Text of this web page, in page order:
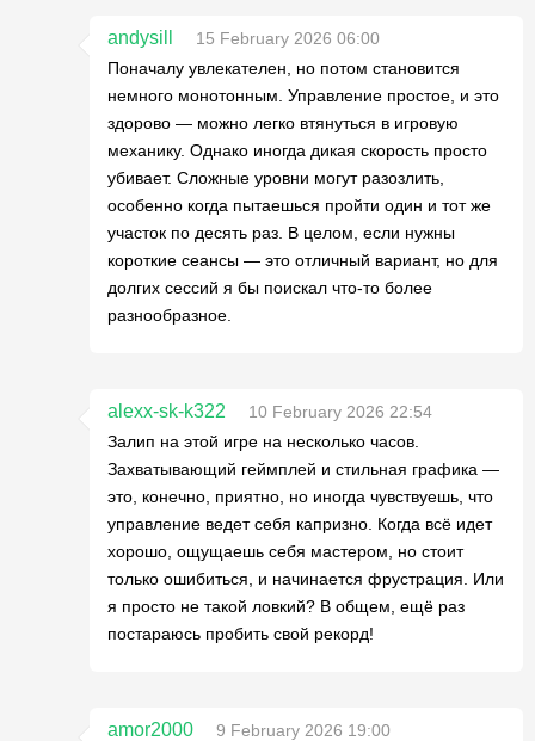
andysill
15 February 2026 06:00
Поначалу увлекателен, но потом становится
немного монотонным. Управление простое, и это
здорово — можно легко втянуться в игровую
механику. Однако иногда дикая скорость просто
убивает. Сложные уровни могут разозлить,
особенно когда пытаешься пройти один и тот же
участок по десять раз. В целом, если нужны
короткие сеансы — это отличный вариант, но для
долгих сессий я бы поискал что-то более
разнообразное.
alexx-sk-k322
10 February 2026 22:54
Залип на этой игре на несколько часов.
Захватывающий геймплей и стильная графика —
это, конечно, приятно, но иногда чувствуешь, что
управление ведет себя капризно. Когда всё идет
хорошо, ощущаешь себя мастером, но стоит
только ошибиться, и начинается фрустрация. Или
я просто не такой ловкий? В общем, ещё раз
постараюсь пробить свой рекорд!
amor2000
9 February 2026 19:00